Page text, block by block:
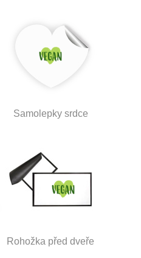
Samolepky srdce
Rohožka před dveře